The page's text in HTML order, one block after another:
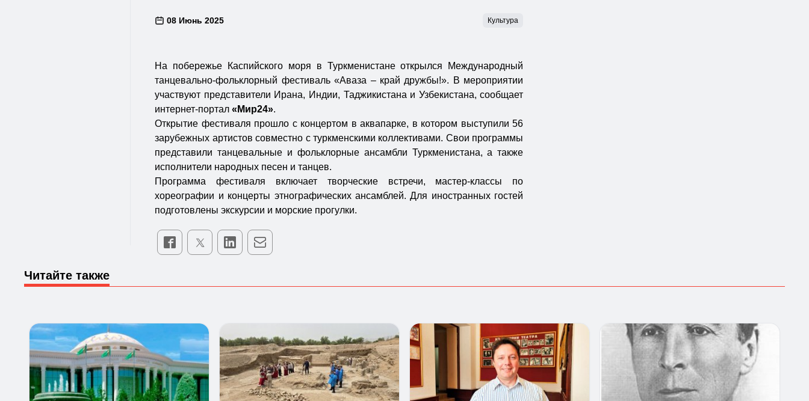
08 Июнь 2025 Культура
На побережье Каспийского моря в Туркменистане открылся Международный
танцевально-фольклорный фестиваль «Аваза – край дружбы!». В мероприятии
участвуют представители Ирана, Индии, Таджикистана и Узбекистана, сообщает
интернет-портал«Мир24».
Открытие фестиваля прошло с концертом в аквапарке, в котором выступили 56
зарубежных артистов совместно с туркменскими коллективами. Свои программы
представили танцевальные и фольклорные ансамбли Туркменистана, а также
исполнители народных песен и танцев.
Программа фестиваля включает творческие встречи, мастер-классы по
хореографии и концерты этнографических ансамблей. Для иностранных гостей
подготовлены экскурсии и морские прогулки.
Читайте также